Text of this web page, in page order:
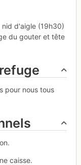
nid d'aigle (19h30)
du gouter et tête
pour nous tous
caisse.